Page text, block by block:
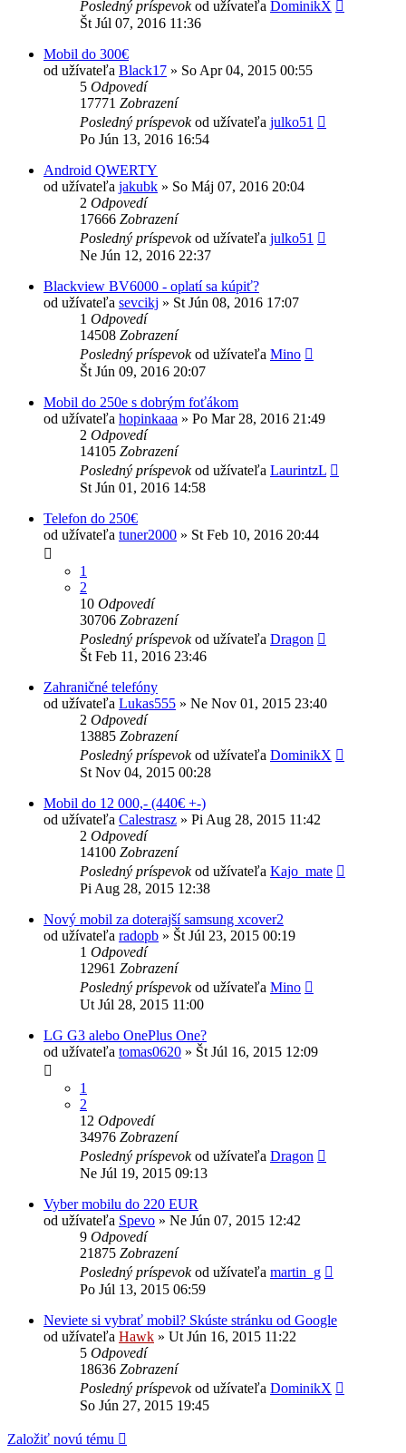
Posledný príspevokod užívateľa DominikX
Št Júl 07, 2016 11:36
Mobil do 300€
od užívateľa Black17 » So Apr 04, 2015 00:55
5 Odpovedí
17771 Zobrazení
Posledný príspevokod užívateľa julko51
Po Jún 13, 2016 16:54
Android QWERTY
od užívateľa jakubk » So Máj 07, 2016 20:04
2 Odpovedí
17666 Zobrazení
Posledný príspevokod užívateľa julko51
Ne Jún 12, 2016 22:37
Blackview BV6000 - oplatí sa kúpiť?
od užívateľa sevcikj » St Jún 08, 2016 17:07
1 Odpovedí
14508 Zobrazení
Posledný príspevokod užívateľa Mino
Št Jún 09, 2016 20:07
Mobil do 250e s dobrým foťákom
od užívateľa hopinkaaa » Po Mar 28, 2016 21:49
2 Odpovedí
14105 Zobrazení
Posledný príspevokod užívateľa LaurintzL
St Jún 01, 2016 14:58
Telefon do 250€
od užívateľa tuner2000 » St Feb 10, 2016 20:44
1
2
10 Odpovedí
30706 Zobrazení
Posledný príspevokod užívateľa Dragon
Št Feb 11, 2016 23:46
Zahraničné telefóny
od užívateľa Lukas555 » Ne Nov 01, 2015 23:40
2 Odpovedí
13885 Zobrazení
Posledný príspevokod užívateľa DominikX
St Nov 04, 2015 00:28
Mobil do 12 000,- (440€ +-)
od užívateľa Calestrasz » Pi Aug 28, 2015 11:42
2 Odpovedí
14100 Zobrazení
Posledný príspevokod užívateľa Kajo_mate
Pi Aug 28, 2015 12:38
Nový mobil za doterajší samsung xcover2
od užívateľa radopb » Št Júl 23, 2015 00:19
1 Odpovedí
12961 Zobrazení
Posledný príspevokod užívateľa Mino
Ut Júl 28, 2015 11:00
LG G3 alebo OnePlus One?
od užívateľa tomas0620 » Št Júl 16, 2015 12:09
1
2
12 Odpovedí
34976 Zobrazení
Posledný príspevokod užívateľa Dragon
Ne Júl 19, 2015 09:13
Vyber mobilu do 220 EUR
od užívateľa Spevo » Ne Jún 07, 2015 12:42
9 Odpovedí
21875 Zobrazení
Posledný príspevokod užívateľa martin_g
Po Júl 13, 2015 06:59
Neviete si vybrať mobil? Skúste stránku od Google
od užívateľa Hawk » Ut Jún 16, 2015 11:22
5 Odpovedí
18636 Zobrazení
Posledný príspevokod užívateľa DominikX
So Jún 27, 2015 19:45
Založiť novú tému